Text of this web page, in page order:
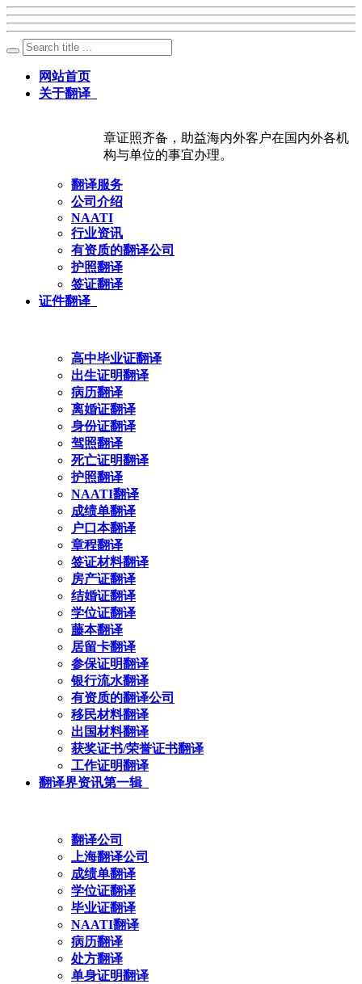
网站首页
关于翻译
章证照齐备，助益海内外客户在国内外各机
构与单位的事宜办理。
翻译服务
公司介绍
NAATI
行业资讯
有资质的翻译公司
护照翻译
签证翻译
证件翻译
高中毕业证翻译
出生证明翻译
病历翻译
离婚证翻译
身份证翻译
驾照翻译
死亡证明翻译
护照翻译
NAATI翻译
成绩单翻译
户口本翻译
章程翻译
签证材料翻译
房产证翻译
结婚证翻译
学位证翻译
藤本翻译
居留卡翻译
参保证明翻译
银行流水翻译
有资质的翻译公司
移民材料翻译
出国材料翻译
获奖证书/荣誉证书翻译
工作证明翻译
翻译界资讯第一辑
翻译公司
上海翻译公司
成绩单翻译
学位证翻译
毕业证翻译
NAATI翻译
病历翻译
处方翻译
单身证明翻译